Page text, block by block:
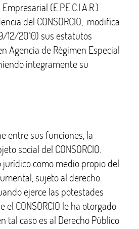
(E.P.E.C.I.A.R.)
del CONSORCIO, modifica
12/2010) sus estatutos
Agencia de Régimen Especial
íntegramente su
entre sus funciones, la
social del CONSORCIO.
como medio propio del
sujeto al derecho
ejerce las potestades
CONSORCIO le ha otorgado
tal caso es al Derecho Público